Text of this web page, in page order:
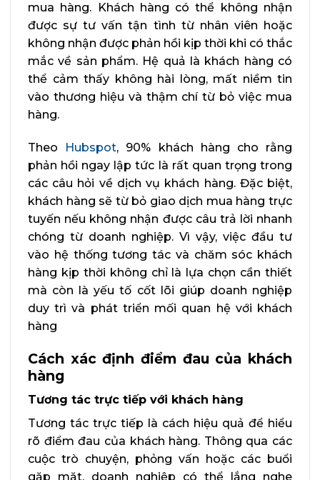
mua hàng. Khách hàng có thể không nhận
được sự tư vấn tận tình từ nhân viên hoặc
không nhận được phản hồi kịp thời khi có thắc
mắc về sản phẩm. Hệ quả là khách hàng có
thể cảm thấy không hài lòng, mất niềm tin
vào thương hiệu và thậm chí từ bỏ việc mua
hàng.
Theo Hubspot, 90% khách hàng cho rằng
phản hồi ngay lập tức là rất quan trọng trong
các câu hỏi về dịch vụ khách hàng. Đặc biệt,
khách hàng sẽ từ bỏ giao dịch mua hàng trực
tuyến nếu không nhận được câu trả lời nhanh
chóng từ doanh nghiệp. Vì vậy, việc đầu tư
vào hệ thống tương tác và chăm sóc khách
hàng kịp thời không chỉ là lựa chọn cần thiết
mà còn là yếu tố cốt lõi giúp doanh nghiệp
duy trì và phát triển mối quan hệ với khách
hàng
Cách xác định điểm đau của khách
hàng
Tương tác trực tiếp với khách hàng
Tương tác trực tiếp là cách hiệu quả để hiểu
rõ điểm đau của khách hàng. Thông qua các
cuộc trò chuyện, phỏng vấn hoặc các buổi
gặp mặt, doanh nghiệp có thể lắng nghe